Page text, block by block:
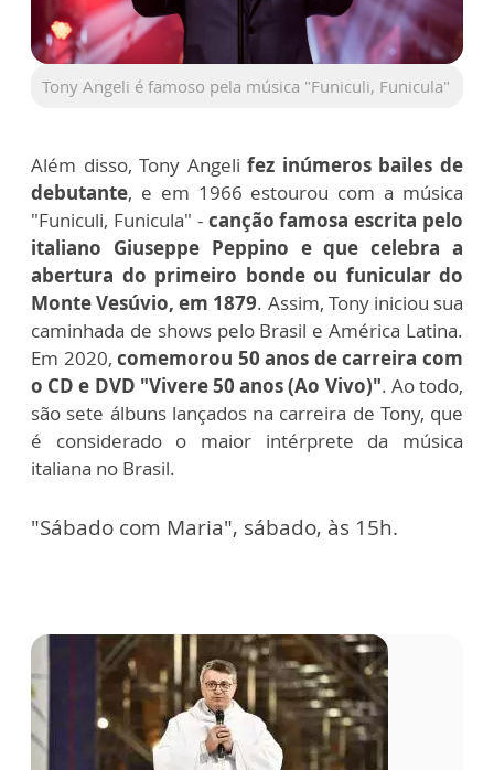
Tony Angeli é famoso pela música "Funiculi, Funicula"
Além disso, Tony Angeli fez inúmeros bailes de
debutante, e em 1966 estourou com a música
"Funiculi, Funicula" - canção famosa escrita pelo
italiano Giuseppe Peppino e que celebra a
abertura do primeiro bonde ou funicular do
Monte Vesúvio, em 1879. Assim, Tony iniciou sua
caminhada de shows pelo Brasil e América Latina.
Em 2020,comemorou 50 anos de carreira com
o CD e DVD "Vivere 50 anos (Ao Vivo)". Ao todo,
são sete álbuns lançados na carreira de Tony, que
é considerado o maior intérprete da música
italiana no Brasil.
"Sábado com Maria", sábado, às 15h.